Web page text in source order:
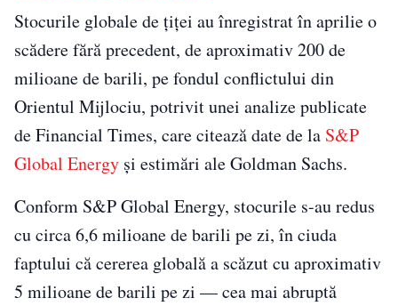
Stocurile globale de țiței au înregistrat în aprilie o
scădere fără precedent, de aproximativ 200 de
milioane de barili, pe fondul conflictului din
Orientul Mijlociu, potrivit unei analize publicate
de Financial Times, care citează date de la S&P
Global Energy și estimări ale Goldman Sachs.
Conform S&P Global Energy, stocurile s-au redus
cu circa 6,6 milioane de barili pe zi, în ciuda
faptului că cererea globală a scăzut cu aproximativ
5 milioane de barili pe zi — cea mai abruptă